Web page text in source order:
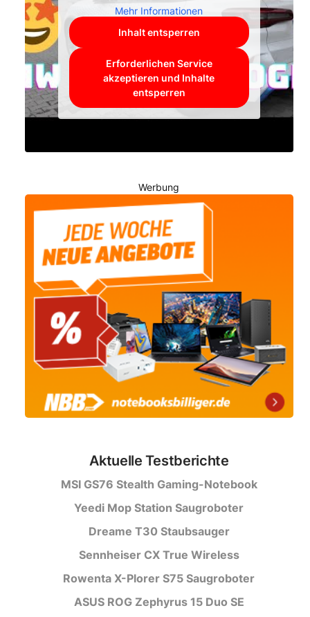
Mehr Informationen
Inhalt entsperren
Erforderlichen Service
akzeptieren und Inhalte
entsperren
Werbung
Aktuelle Testberichte
MSI GS76 Stealth Gaming-Notebook
Yeedi Mop Station Saugroboter
Dreame T30 Staubsauger
Sennheiser CX True Wireless
Rowenta X-Plorer S75 Saugroboter
ASUS ROG Zephyrus 15 Duo SE